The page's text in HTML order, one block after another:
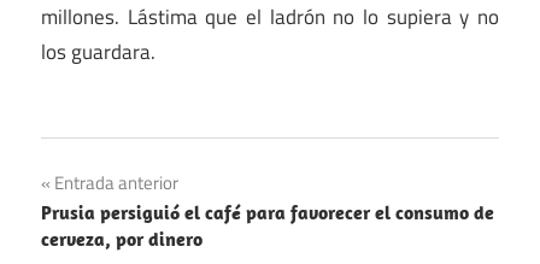
millones. Lástima que el ladrón no lo supiera y no
los guardara.
Navegación
de
Entrada anterior
Prusia persiguió el café para favorecer el consumo de
cerveza, por dinero